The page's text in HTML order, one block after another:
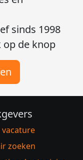
sinds 1998
op de knop
vacature
zoeken